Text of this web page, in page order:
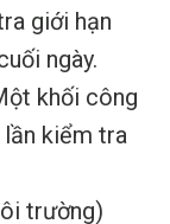
giới hạn
ngày.
khối công
kiểm tra
trường)